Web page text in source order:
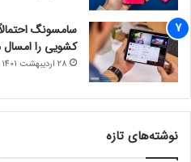
سامسونگ
کشویی را
28 اردیبهشت 1401
نوشته‌های تازه